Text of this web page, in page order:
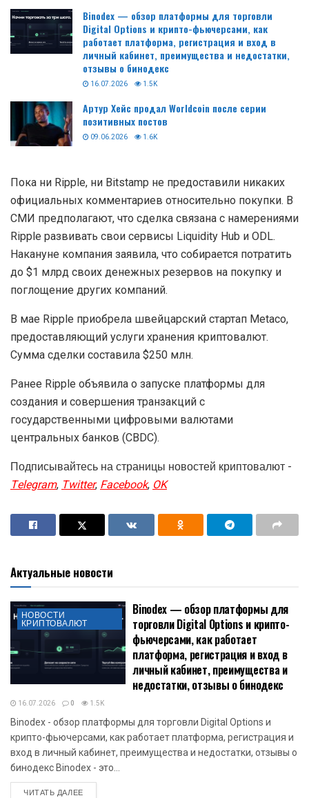
Binodex — обзор платформы для торговли
Digital Options и крипто-фьючерсами, как
работает платформа, регистрация и вход в
личный кабинет, преимущества и недостатки,
отзывы о бинодекс
16.07.2026 1.5K
Артур Хейс продал Worldcoin после серии
позитивных постов
09.06.2026 1.6K
Пока ни Ripple, ни Bitstamp не предоставили никаких
официальных комментариев относительно покупки. В
СМИ предполагают, что сделка связана с намерениями
Ripple развивать свои сервисы Liquidity Hub и ODL.
Накануне компания заявила, что собирается потратить
до $1 млрд своих денежных резервов на покупку и
поглощение других компаний.
В мае Ripple приобрела швейцарский стартап Metaco,
предоставляющий услуги хранения криптовалют.
Сумма сделки составила $250 млн.
Ранее Ripple объявила о запуске платформы для
создания и совершения транзакций с
государственными цифровыми валютами
центральных банков (CBDC).
Подписывайтесь на страницы новостей криптовалют -
Telegram, Twitter, Facebook, OK
Актуальные новости
НОВОСТИ
КРИПТОВАЛЮТ
Binodex — обзор платформы для
торговли Digital Options и крипто-
фьючерсами, как работает
платформа, регистрация и вход в
личный кабинет, преимущества и
недостатки, отзывы о бинодекс
16.07.2026 0 1.5K
Binodex - обзор платформы для торговли Digital Options и
крипто-фьючерсами, как работает платформа, регистрация и
вход в личный кабинет, преимущества и недостатки, отзывы о
бинодекс Binodex - это...
ЧИТАТЬ ДАЛЕЕDETAILS